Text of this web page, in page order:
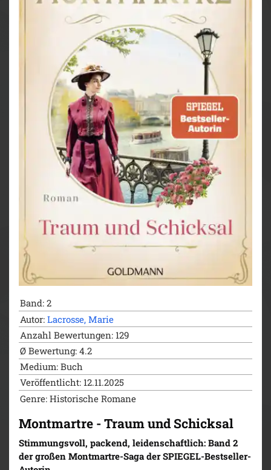
Band: 2
Autor: Lacrosse, Marie
Anzahl Bewertungen: 129
Ø Bewertung: 4.2
Medium: Buch
Veröffentlicht: 12.11.2025
Genre: Historische Romane
Montmartre - Traum und Schicksal
Stimmungsvoll, packend, leidenschaftlich: Band 2
der großen Montmartre-Saga der SPIEGEL-Bestseller-